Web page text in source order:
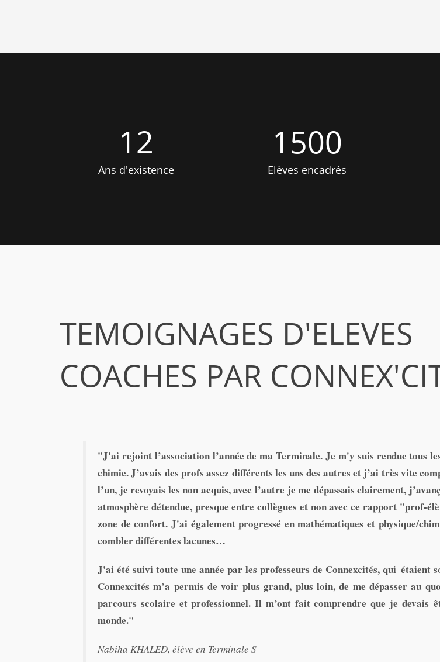
12
Ans d'existence
1500
Elèves encadrés
TEMOIGNAGES D'ELEVES
COACHES PAR
"J'ai rejoint l’association l’année de ma Terminale. Je m'y suis rendue tous
chimie. J’avais des profs assez différents les uns des autres et j’ai très vite
l’un, je revoyais les non acquis, avec l’autre je me dépassais clairement,
atmosphère détendue, presque entre collègues et non avec ce rapport "prof-
zone de confort. J'ai également progressé en mathématiques et physique/
combler différentes lacunes…
J'ai été suivi toute une année par les professeurs de Connexcités, qui étaient
Connexcités m’a permis de voir plus grand, plus loin, de me dépasser au
parcours scolaire et professionnel. Il m’ont fait comprendre que je devais
monde."
Nabiha KHALED, élève en Terminale S